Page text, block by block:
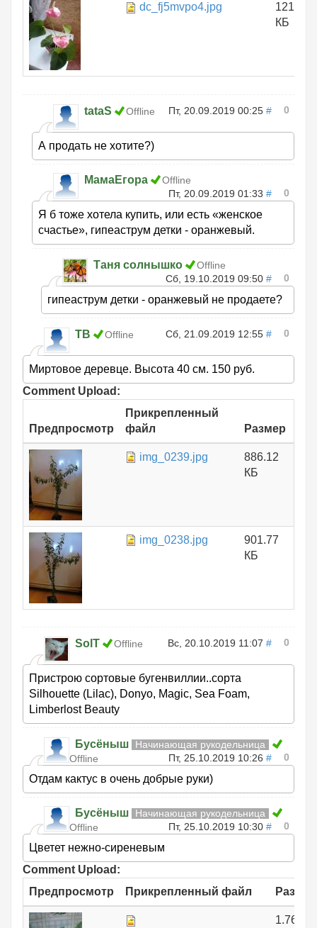
dc_fj5mvpo4.jpg
121.14
КБ
tataS Offline Пт, 20.09.2019 00:25 # 0
А продать не хотите?)
МамаЕгора
Offline
Пт, 20.09.2019 01:33 # 0
Я б тоже хотела купить, или есть «женское
счастье», гипеаструм детки - оранжевый.
Таня солнышко
Offline
Сб, 19.10.2019 09:50 # 0
гипеаструм детки - оранжевый не продаете?
ТВ Offline Сб, 21.09.2019 12:55 # 0
Миртовое деревце. Высота 40 см. 150 руб.
Comment Upload:
Предпросмотр
Прикрепленный
файл
Размер
img_0239.jpg
886.12
КБ
img_0238.jpg
901.77
КБ
SolT Offline Вс, 20.10.2019 11:07 # 0
Пристрою сортовые бугенвиллии..сорта
Silhouette (Lilac), Donyo, Magic, Sea Foam,
Limberlost Beauty
Бусёныш
Начинающая рукодельница
Offline
Пт, 25.10.2019 10:26 # 0
Отдам кактус в очень добрые руки)
Бусёныш
Начинающая рукодельница
Offline
Пт, 25.10.2019 10:30 # 0
Цветет нежно-сиреневым
Comment Upload:
Предпросмотр
Прикрепленный файл Размер
1.76 МБ